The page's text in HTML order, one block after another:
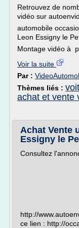
Retrouvez de
vidéo sur
automobile
Leon Essigny le
Montage vidéo à
Voir la suite
Par :
Thèmes liés :
achat et vente
Achat Vente
Essigny le
Consultez
http://
ce lien : http://